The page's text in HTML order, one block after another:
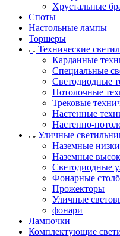
Хрустальные
Споты
Настольные лампы
Торшеры
Технические
Карданные
Специальные
Светодиодные
Потолочные
Трековые
Настенные
Настенно-
Уличные
Наземные
Наземные
Светодиодные
Фонарные
Прожекторы
Уличные
фонари
Лампочки
Комплектующие